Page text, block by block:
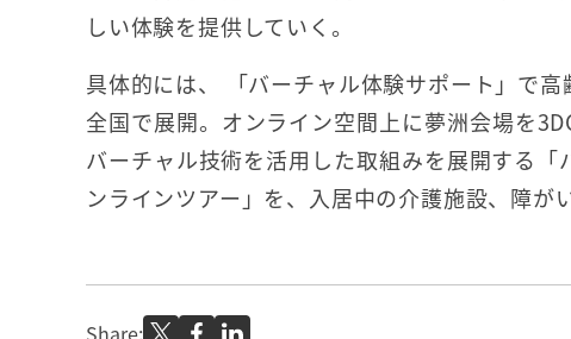
しい体験を提供していく。
具体的には、 「バーチャル体験サポート」で
全国で展開。オンライン空間上に夢洲会場を
バーチャル技術を活用した取組みを展開する
ンラインツアー」を、入居中の介護施設、障が
Share: